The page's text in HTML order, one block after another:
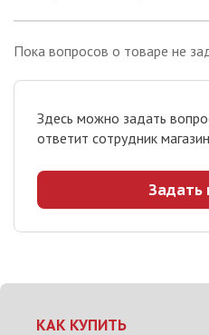
Здесь можно задать
ответит сотрудник
Задать
Пока вопросов о товаре не
КАК КУПИТЬ